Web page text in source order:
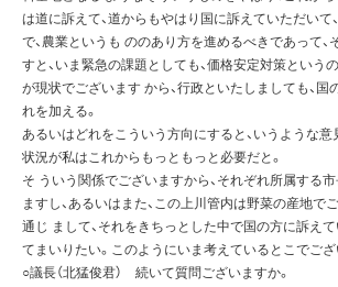
は道に訴えて、道からもやはり国に訴えていただいて
で、農業というも ののあり方を進めるべきであって、
すと、いま緊急の課題としても、価格安定対策という
が現状でございます から、行政といたしましても、国
れを加える。
あるいはどれをこういう方向にすると、いうような意
状況が私はこれからもっともっと必要だと。
そ ういう関係でございますから、それぞれ所属する
ますし、あるいはまた、この上川管内は野菜の産地で
通じ まして、それをきちっとした中で国の方に訴え
てまいりたい。このようにいま考えているとこでござ
○議長（北猛俊君） 続いて質問ございますか。